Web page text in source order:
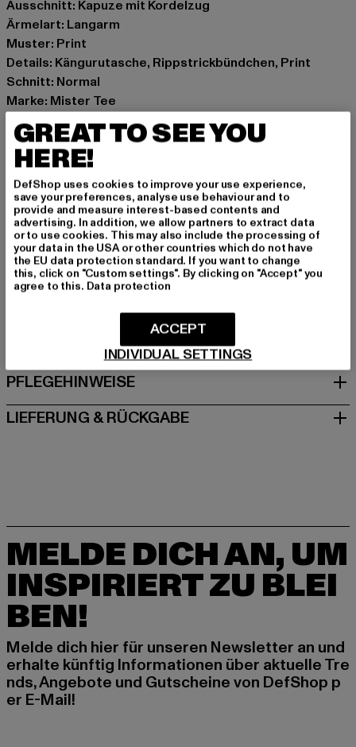
Ausschnitt: Kapuze mit Kordelzug
Ärmelart: Langarm
Muster: Print
Details: Kängurutasche, Rippstrickbündchen, Print
Schnitt: Normal
Marke: Mister Tee
Kat.: Sweat & Fleece - Hoodies
Farbe: schwarz
Hersteller Farbe: black
Materialzusammensetzung: 65% Baumwolle, 35%
Polyester
Art.Nr: MT2883-00007
Hersteller: TB International GmbH |info@tbint.de
Dr.-Robert-Murjahn-Straße 7 | 64372 Ober-Ramstadt |
DE
GRÖSSE & PASSFORM
PFLEGEHINWEISE
LIEFERUNG & RÜCKGABE
MELDE DICH AN, UM
INSPIRIERT ZU BLEI
BEN!
Melde dich hier für unseren Newsletter an und
erhalte künftig Informationen über aktuelle Tre
nds, Angebote und Gutscheine von DefShop p
er E-Mail!
GREAT TO SEE YOU
HERE!
DefShop uses cookies to improve your use experience,
save your preferences, analyse use behaviour and to
provide and measure interest-based contents and
advertising. In addition, we allow partners to extract data
or to use cookies. This may also include the processing of
your data in the USA or other countries which do not have
the EU data protection standard. If you want to change
this, click on "Custom settings". By clicking on "Accept" you
agree to this. Data protection
INDIVIDUAL SETTINGS
ACCEPT